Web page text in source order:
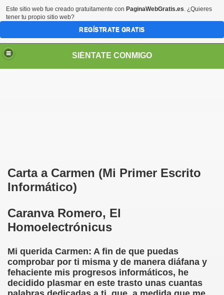
SIÉNTATE CONMIGO
Carta a Carmen (Mi Primer Escrito
Informático)
Caranva Romero, El
Homoelectrónicus
Mi querida Carmen: A fin de que puedas
comprobar por ti misma y de manera diáfana y
fehaciente mis progresos informáticos, he
decidido plasmar en este trasto unas cuantas
Romero)
Romero)
Este sitio web fue creado gratuitamente con PaginaWebGratis.es. ¿Quieres
tener tu propio sitio web?
REGÍSTRATE GRATIS